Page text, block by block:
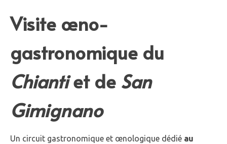
Visite œno-
gastronomique du
Chiantiet de San
Gimignano
Un circuit gastronomique et œnologique dédié au